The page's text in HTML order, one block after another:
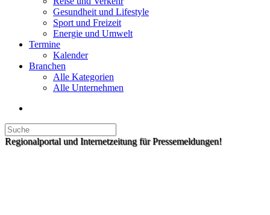
Gesundheit und Lifestyle
Sport und Freizeit
Energie und Umwelt
Termine
Kalender
Branchen
Alle Kategorien
Alle Unternehmen
Regionalportal und Internetzeitung für Pressemeldungen!